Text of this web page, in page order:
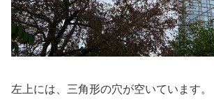
左上には、三角形の穴が空いています。